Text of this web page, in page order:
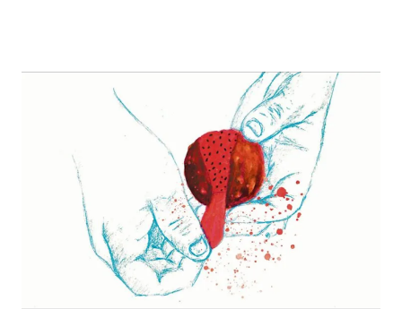
ser escenografía. Vienen a la mente, por ejemplo, esos
paisajes de nopales y magueyes de las películas mexicanas
con temática rural producidas a mediados del siglo XX.
Pero la presencia de estas plantas no se limita al cine
nacional, también aparecen en filmes situados en la región
mediterránea de Europa y África: desde Il gattopardo (1963)
hasta Le grand bleu (1988), Faraway (2023) y la segunda
temporada de la serie The White Lotus (2022). ​ El nopal
resultó ser engañosamente univ...